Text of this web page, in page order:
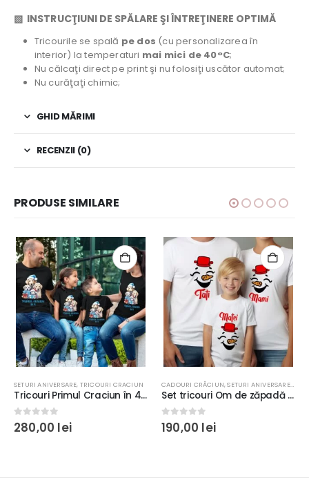
▧ INSTRUCŢIUNI DE SPĂLARE ŞI ÎNTREŢINERE OPTIMĂ
Tricourile se spală pe dos (cu personalizarea în
interior) la temperaturi mai mici de 40°C;
Nu călcaţi direct pe print şi nu folosiţi uscător automat;
Nu curăţaţi chimic;
GHID MĂRIMI
RECENZII (0)
PRODUSE SIMILARE
CUPLU,VALENTINE'S DAY
SETURI ANIVERSARE, TRICOURI CRACIUN
Tricouri Primul Craciun în 4, cu familie de căţei, bumbac 100%, culoare negru, rezistente la spălări
0out of 5
280,00 lei
CADOURI CRĂCIUN,SETURI ANIVERSARE,
Set tricouri Om de zăpadă personalizate, rezistente la spălări, culoare alb, regular fit, bumbac 100%
0out of 5
190,00 lei